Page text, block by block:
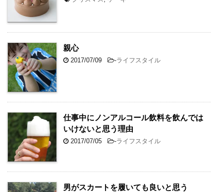
親心
2017/07/09 -ライフスタイル
仕事中にノンアルコール飲料を飲んでは
いけないと思う理由
2017/07/05 -ライフスタイル
男がスカートを履いても良いと思う